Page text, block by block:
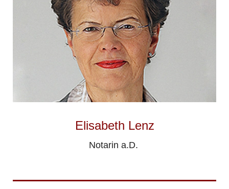
Elisabeth Lenz
Notarin a.D.